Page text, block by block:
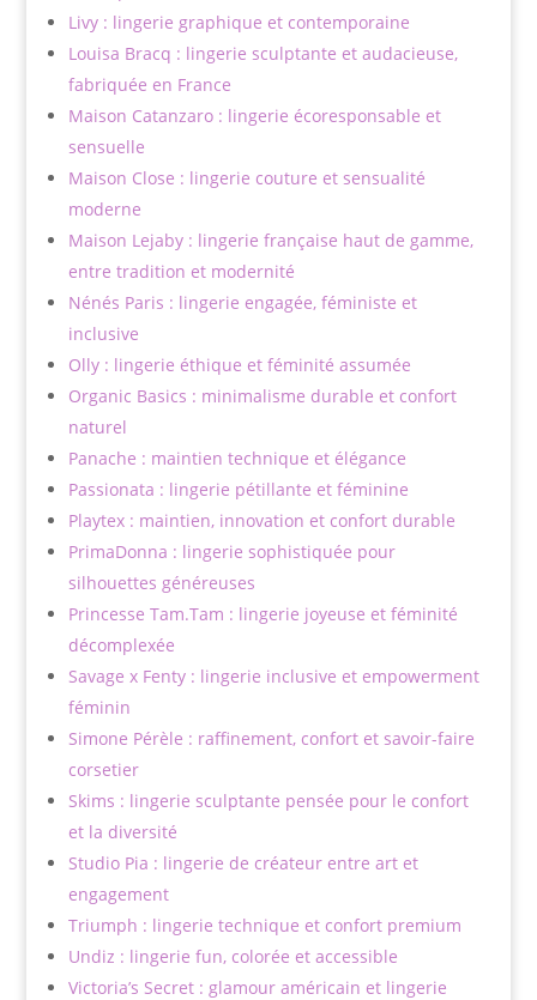
Livy : lingerie graphique et contemporaine
Louisa Bracq : lingerie sculptante et audacieuse,
fabriquée en France
Maison Catanzaro : lingerie écoresponsable et
sensuelle
Maison Close : lingerie couture et sensualité
moderne
Maison Lejaby : lingerie française haut de gamme,
entre tradition et modernité
Nénés Paris : lingerie engagée, féministe et
inclusive
Olly : lingerie éthique et féminité assumée
Organic Basics : minimalisme durable et confort
naturel
Panache : maintien technique et élégance
Passionata : lingerie pétillante et féminine
Playtex : maintien, innovation et confort durable
PrimaDonna : lingerie sophistiquée pour
silhouettes généreuses
Princesse Tam.Tam : lingerie joyeuse et féminité
décomplexée
Savage x Fenty : lingerie inclusive et empowerment
féminin
Simone Pérèle : raffinement, confort et savoir-faire
corsetier
Skims : lingerie sculptante pensée pour le confort
et la diversité
Studio Pia : lingerie de créateur entre art et
engagement
Triumph : lingerie technique et confort premium
Undiz : lingerie fun, colorée et accessible
Victoria’s Secret : glamour américain et lingerie